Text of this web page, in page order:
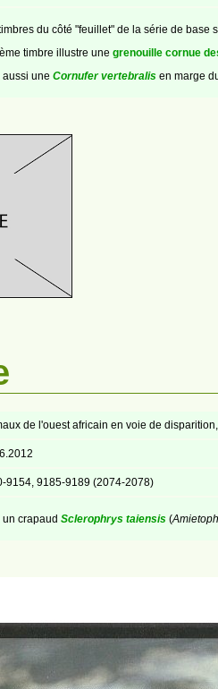
du côté "feuillet" de la série de base
timbre illustre une grenouille cornue
aussi une Cornufer vertebralis en marge
de l'ouest africain en voie de
9154, 9185-9189 (2074-2078)
un crapaud Sclerophrys taiensis (